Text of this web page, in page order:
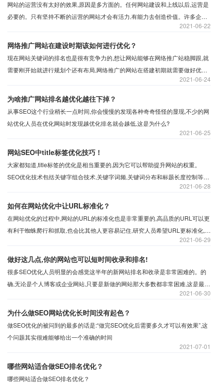
06-22
2021
网站的运营没有太好的效果,原因是多方面的。任何网站建设和上线以后,运营是
必要的。只有坚持不断的运营的网站才会有活力,有能力去创造价值。许多企业
在建立一个网站以后,由于各种因素的限制,没有得到想要的运营效果,网站没有带
来真正的价值。所以网站托管是个不错的选择,网站托管将遵从一下几点管理。
06-24
2021
网络推广网站在建设时期该如何进行优化？
现在网站关键词的排名也是很有竞争力的,想让网站能够在网络推广站稳脚跟,就
需要刚开始就进行规划个还有布局,网络推广的网站在搭建初期就需要做好优化,
这样才会更好的利于网站优化还有后期发展,因此如何优化网络推广网站呢?
06-25
2021
为啥推广网站排名越优化越往下掉？
从事SEO这个行业稍长一点时间,你会慢慢的发现各种奇奇怪怪的显现,不少的网
站优化人员在优化网站时发现越优化排名就会越低,这是为什么?
06-28
2021
网站SEO中title标签优化技巧！
大家都知道,title标签的优化是相当重要的,因为它可以帮助提升网站的权重。
SEO优化技术包括关键字组合技术,关键字词频,关键词分布和标题长度控制等
等。那么具体该如何做呢？沃之涛科技带大家一起来了解标题标签优化技术。
06-29
2021
如何在网站优化中让URL标准化？
在网站优化的过程中,网站的URL的标准化也是非常重要的,高品质的URL可以更
有利于蜘蛛爬行和抓取,也会比其他人更容易记住,研究人员希望URL更标准化,要
06-30
2021
做好这几点,你的网站也可以短时间收录和排名!
很多SEO优化人员明显的会感觉这半年的新网站排名和收录是非常困难的。的
确,无论是个人博客或企业网站,只要是新做的网站那大多数都非常困难,这是最近
的小编和群友们的一致观点。事实上,这几年的网站排名还有网站收录比两年前
难度确实大了很多。那么有什么技巧可以实现在短时间内提高收录和排名呢?
07-01
2021
为什么做SEO网站优化长时间没有起色？
做SEO优化的被问到的最多的话是:“做完SEO优化后需要多久才可以有效果”,这
个问题其实很难能够给出一个准确的时间
哪些网站适合做SEO排名优化？
哪些网站适合做SEO排名优化？